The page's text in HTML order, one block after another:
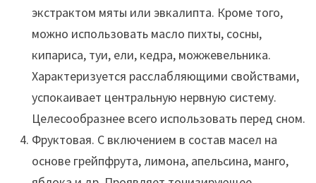
экстрактом мяты или эвкалипта. Кроме того,
можно использовать масло пихты, сосны,
кипариса, туи, ели, кедра, можжевельника.
Характеризуется расслабляющими свойствами,
успокаивает центральную нервную систему.
Целесообразнее всего использовать перед сном.
Фруктовая. С включением в состав масел на
основе грейпфрута, лимона, апельсина, манго,